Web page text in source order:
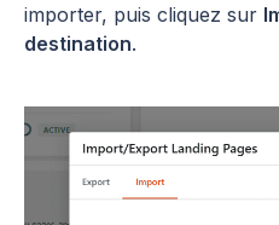
importer, puis cliquez sur
destination.